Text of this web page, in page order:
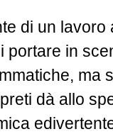
di un
portare in
ma
dà allo